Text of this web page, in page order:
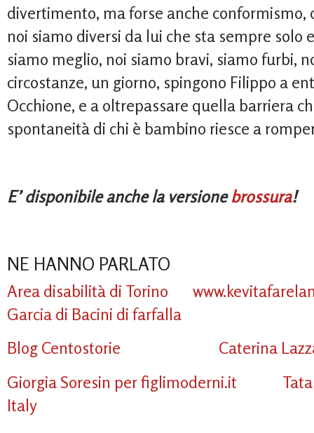
divertimento, ma forse anche
noi siamo diversi da lui che sta sempre solo
siamo meglio, noi siamo bravi, siamo furbi,
circostanze, un giorno, spingono Filippo a
Occhione, e a oltrepassare quella barriera
spontaneità di chi è bambino riesce a
E’ disponibile anche la versionebrossura!
NE HANNO PARLATO
Area disabilità di Torino
Garcia di Bacini di farfalla
Blog Centostorie
Caterina
Giorgia Soresin per figlimoderni.it
Italy